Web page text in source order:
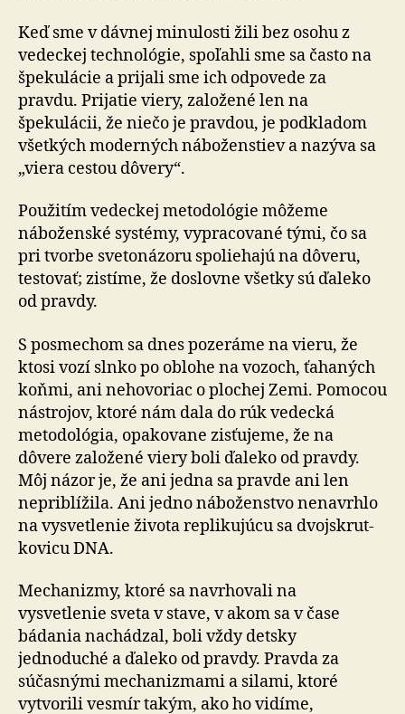
Keď sme v dávnej minulosti žili bez osohu z
vedeckej technológie, spoľahli sme sa často na
špekulácie a prijali sme ich odpovede za
pravdu. Prijatie viery, založené len na
špekulácii, že niečo je pravdou, je podkladom
všetkých moderných náboženstiev a nazýva sa
„viera cestou dôvery“.
Použitím vedeckej metodológie môžeme
náboženské systémy, vypracované tými, čo sa
pri tvorbe svetonázoru spoliehajú na dôveru,
testovať; zistíme, že doslovne všetky sú ďaleko
od pravdy.
S posmechom sa dnes pozeráme na vieru, že
ktosi vozí slnko po oblohe na vozoch, ťahaných
koňmi, ani nehovoriac o plochej Zemi. Pomocou
nástrojov, ktoré nám dala do rúk vedecká
metodológia, opakovane zisťujeme, že na
dôvere založené viery boli ďaleko od pravdy.
Môj názor je, že ani jedna sa pravde ani len
nepriblížila. Ani jedno náboženstvo nenavrhlo
na vysvetlenie života replikujúcu sa dvoj­skrut­
ko­vicu DNA.
Mechanizmy, ktoré sa navrhovali na
vysvetlenie sveta v stave, v akom sa v čase
bádania nachádzal, boli vždy detsky
jednoduché a ďaleko od pravdy. Pravda za
súčasnými mechanizmami a silami, ktoré
vytvorili vesmír takým, ako ho vidíme,